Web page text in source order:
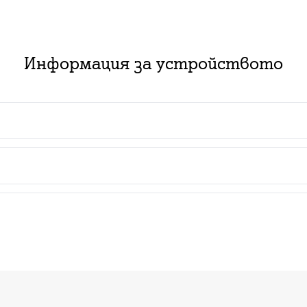
Информация за устройството
с абонаментен план за услуга:
на нов абонамент за съответния тарифен план